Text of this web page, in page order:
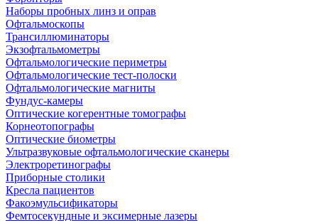
Наборы пробных линз и оправ
Офтальмоскопы
Трансиллюминаторы
Экзофтальмометры
Офтальмологические периметры
Офтальмологические тест-полоски
Офтальмологические магниты
Фундус-камеры
Оптические когерентные томографы
Корнеотопографы
Оптические биометры
Ультразвуковые офтальмологические сканеры
Электроретинографы
Приборные столики
Кресла пациентов
Факоэмульсификаторы
Фемтосекундные и эксимерные лазеры